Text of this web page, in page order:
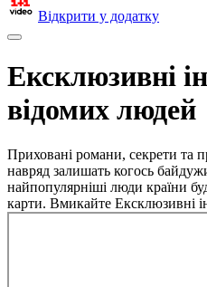
Відкрити у додатку
Ексклюзивні
відомих людей
Приховані романи, секрети та
навряд залишать когось
найпопулярніші люди країни
карти. Вмикайте Ексклюзивні